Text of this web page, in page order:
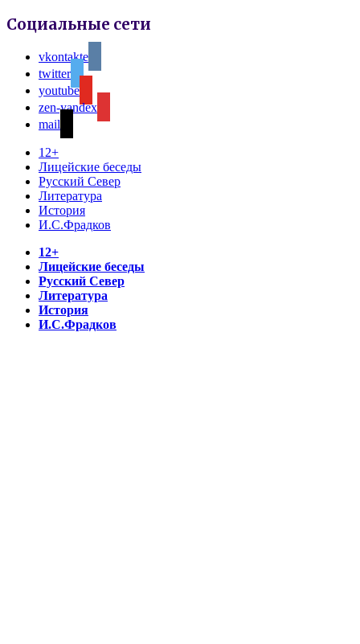
Социальные сети
vkontakte
twitter
youtube
zen-yandex
mail
12+
Лицейские беседы
Русский Север
Литература
История
И.С.Фрадков
12+
Лицейские беседы
Русский Север
Литература
История
И.С.Фрадков